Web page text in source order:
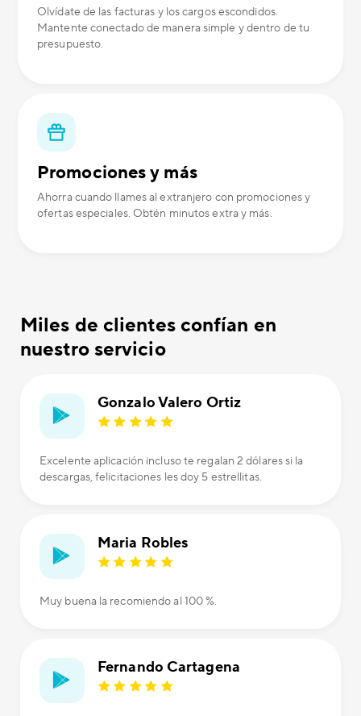
Olvídate de las facturas y los cargos escondidos.
Mantente conectado de manera simple y dentro de tu
presupuesto.
Promociones y más
Ahorra cuando llames al extranjero con promociones y
ofertas especiales. Obtén minutos extra y más.
Miles de clientes confían en
nuestro servicio
Gonzalo Valero Ortiz
Excelente aplicación incluso te regalan 2 dólares si la
descargas, felicitaciones les doy 5 estrellitas.
Maria Robles
Muy buena la recomiendo al 100 %.
Fernando Cartagena